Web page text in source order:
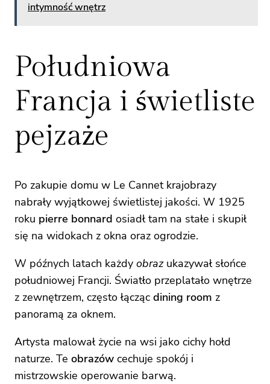
intymność wnętrz
Południowa
Francja i świetliste
pejzaże
Po zakupie domu w Le Cannet krajobrazy
nabrały wyjątkowej świetlistej jakości. W 1925
roku pierre bonnard osiadł tam na stałe i skupił
się na widokach z okna oraz ogrodzie.
W późnych latach każdy obrazukazywał słońce
południowej Francji. Światło przeplatało wnętrze
z zewnętrzem, często łącząc dining room z
panoramą za oknem.
Artysta malował życie na wsi jako cichy hołd
naturze. Te obrazów cechuje spokój i
mistrzowskie operowanie barwą.